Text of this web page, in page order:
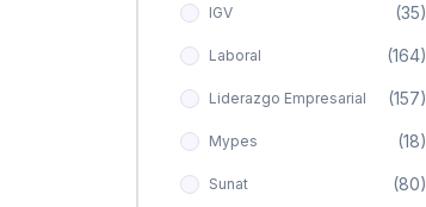
IGV (35)
Laboral (164)
Liderazgo Empresarial (157)
Mypes (18)
Sunat (80)